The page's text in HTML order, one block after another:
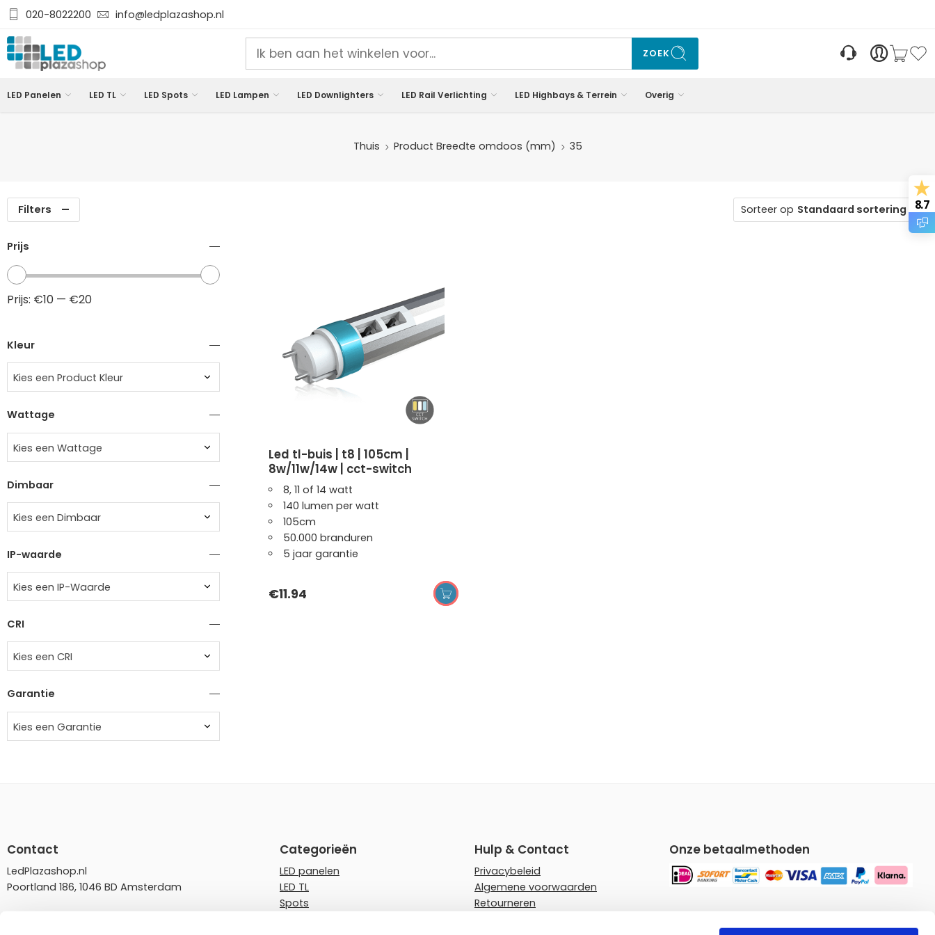
020-8022200 info@ledplazashop.nl
ZOEK
LED Panelen LED TL LED Spots LED Lampen LED Downlighters LED Rail Verlichting LED Highbays & Terrein Overig
Thuis Product Breedte omdoos (mm) 35
Filters Sorteer op Standaard sortering
TOEVOEGEN AAN WINKELWAGEN
led tl-buis | t8 | 105cm |
8w/11w/14w | cct-switch
8, 11 of 14 watt
140 lumen per watt
105cm
50.000 branduren
5 jaar garantie
€11.94
Prijs
Prijs: €10 — €20
Kleur
Kies een Product Kleur
Wattage
Kies een Wattage
Dimbaar
Kies een Dimbaar
IP-waarde
Kies een IP-Waarde
CRI
Kies een CRI
Garantie
Kies een Garantie
Contact
LedPlazashop.nl
Poortland 186, 1046 BD Amsterdam
Categorieën
LED panelen
LED TL
Spots
Hulp & Contact
Privacybeleid
Algemene voorwaarden
Retourneren
Onze betaalmethoden
8.7